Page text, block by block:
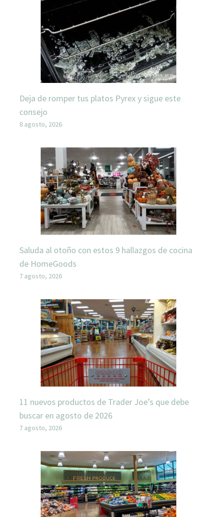
Deja de romper tus platos Pyrex y sigue este
consejo
8 agosto, 2026
Saluda al otoño con estos 9 hallazgos de cocina
de HomeGoods
7 agosto, 2026
11 nuevos productos de Trader Joe’s que debe
buscar en agosto de 2026
7 agosto, 2026